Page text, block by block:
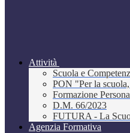
Attività
Scuola e
PON "Per la
Formazione
D.M. 66/2023
FUTURA - La
Agenzia Formativa